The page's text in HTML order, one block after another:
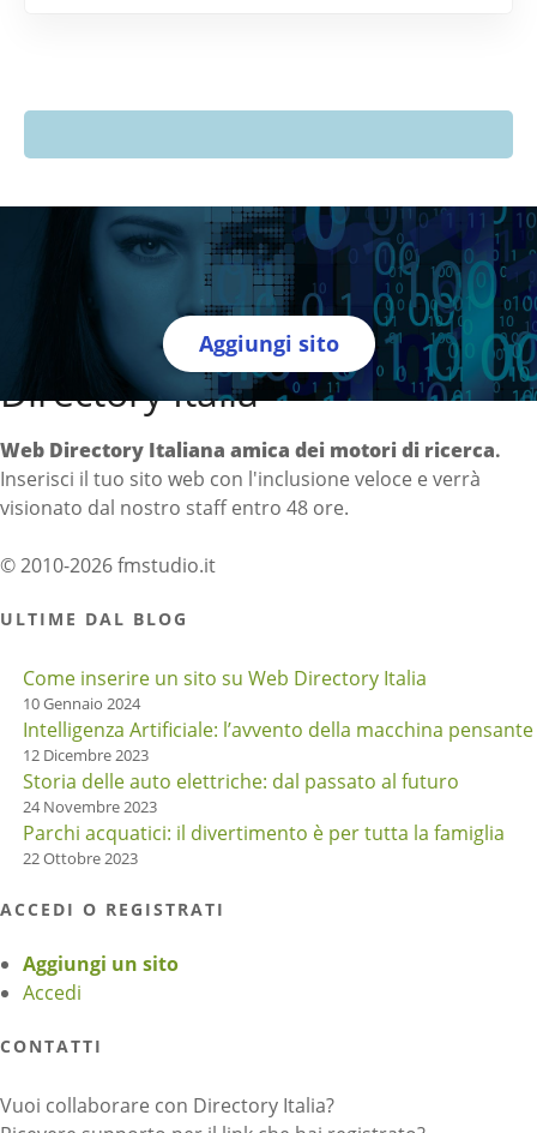
Aggiungi sito
Directory Italia
Web Directory Italiana amica dei motori di ricerca.
Inserisci il tuo sito web con l'inclusione veloce e verrà
visionato dal nostro staff entro 48 ore.
© 2010-2026 fmstudio.it
ULTIME DAL BLOG
Come inserire un sito su Web Directory Italia
10 Gennaio 2024
Intelligenza Artificiale: l’avvento della macchina pensante
12 Dicembre 2023
Storia delle auto elettriche: dal passato al futuro
24 Novembre 2023
Parchi acquatici: il divertimento è per tutta la famiglia
22 Ottobre 2023
ACCEDI O REGISTRATI
Aggiungi un sito
Accedi
CONTATTI
Vuoi collaborare con Directory Italia?